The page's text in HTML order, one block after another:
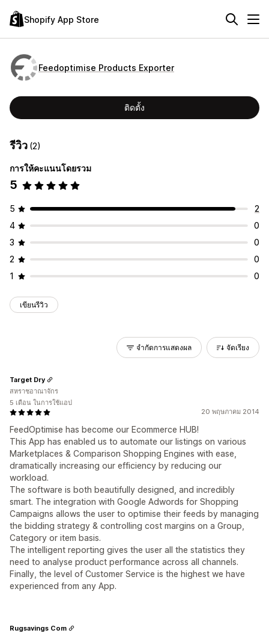
Shopify App Store
Feedoptimise Products Exporter
ติดตั้ง
รีวิว (2)
การให้คะแนนโดยรวม
5
5
2
4
0
3
0
2
0
1
0
เขียนรีวิว
จำกัดการแสดงผล จัดเรียง
20 พฤษภาคม 2014
FeedOptimise has become our Ecommerce HUB!
This App has enabled us to automate our listings on various
Marketplaces & Comparison Shopping Engines with ease,
dramatically increasing our efficiency by reducing our
workload.
The software is both beautifully designed, and incredibly
smart. The integration with Google Adwords for Shopping
Campaigns allows the user to optimise their feeds by managing
the bidding strategy & controlling cost margins on a Group,
Category or item basis.
The intelligent reporting gives the user all the statistics they
need to analyse product performance across all channels.
Finally, the level of Customer Service is the highest we have
experienced from any App.
Target Dry
สหราชอาณาจักร
5 เดือน ในการใช้แอป
Rugsavings Com